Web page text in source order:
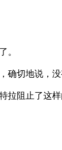
。
切地说，没
阻止了这样